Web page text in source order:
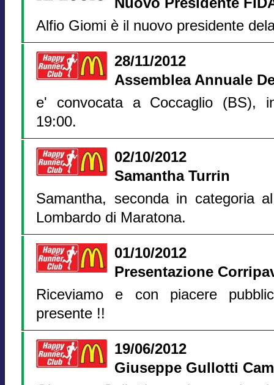
Alfio Giomi è il nuovo presidente
28/11/2012
Assemblea Annuale
e' convocata a Coccaglio (BS),
19:00.
02/10/2012
Samantha Turrin
Samantha, seconda in categoria
Lombardo di Maratona.
01/10/2012
Presentazione
Riceviamo e con piacere
presente !!
19/06/2012
Giuseppe Gullotti